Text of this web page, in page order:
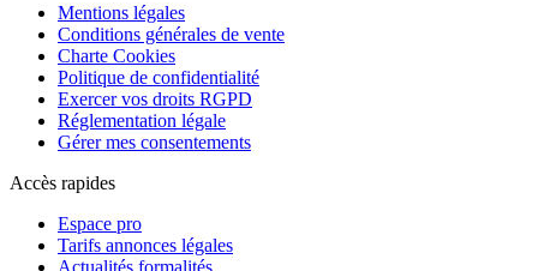
Mentions légales
Conditions générales de vente
Charte Cookies
Politique de confidentialité
Exercer vos droits RGPD
Réglementation légale
Gérer mes consentements
Accès rapides
Espace pro
Tarifs annonces légales
Actualités formalités